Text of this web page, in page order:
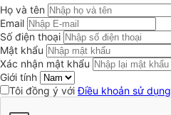
Họ và tên
Email
Số điện thoại
Mật khẩu
Xác nhận mật khẩu
Giới tính
Tôi đồng ý vớiĐiều khoản sử dụng